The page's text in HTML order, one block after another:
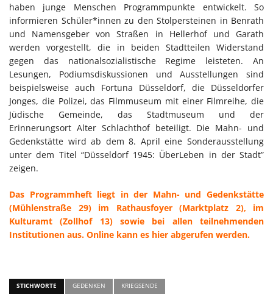
haben junge Menschen Programmpunkte entwickelt. So
informieren Schüler*innen zu den Stolpersteinen in Benrath
und Namensgeber von Straßen in Hellerhof und Garath
werden vorgestellt, die in beiden Stadtteilen Widerstand
gegen das nationalsozialistische Regime leisteten. An
Lesungen, Podiumsdiskussionen und Ausstellungen sind
beispielsweise auch Fortuna Düsseldorf, die Düsseldorfer
Jonges, die Polizei, das Filmmuseum mit einer Filmreihe, die
Jüdische Gemeinde, das Stadtmuseum und der
Erinnerungsort Alter Schlachthof beteiligt. Die Mahn- und
Gedenkstätte wird ab dem 8. April eine Sonderausstellung
unter dem Titel “Düsseldorf 1945: ÜberLeben in der Stadt”
zeigen.
Das Programmheft liegt in der Mahn- und Gedenkstätte
(Mühlenstraße 29) im Rathausfoyer (Marktplatz 2), im
Kulturamt (Zollhof 13) sowie bei allen teilnehmenden
Institutionen aus. Online kann es hier abgerufen werden.
STICHWORTE GEDENKEN
KRIEGSENDE